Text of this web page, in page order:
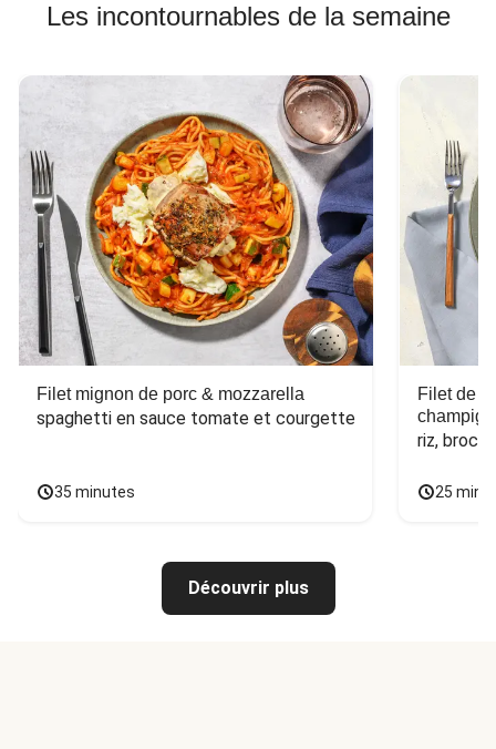
Les incontournables de la semaine
Filet mignon de porc & mozzarella
spaghetti en sauce tomate et courgette
35 minutes
Filet de
riz,
25
Découvrir plus